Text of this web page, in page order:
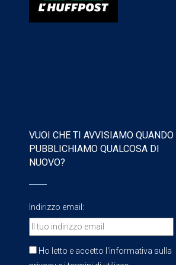
VUOI CHE TI AVVISIAMO QUANDO
PUBBLICHIAMO QUALCOSA DI
NUOVO?
Indirizzo email:
Ho letto e accetto l'informativa sulla